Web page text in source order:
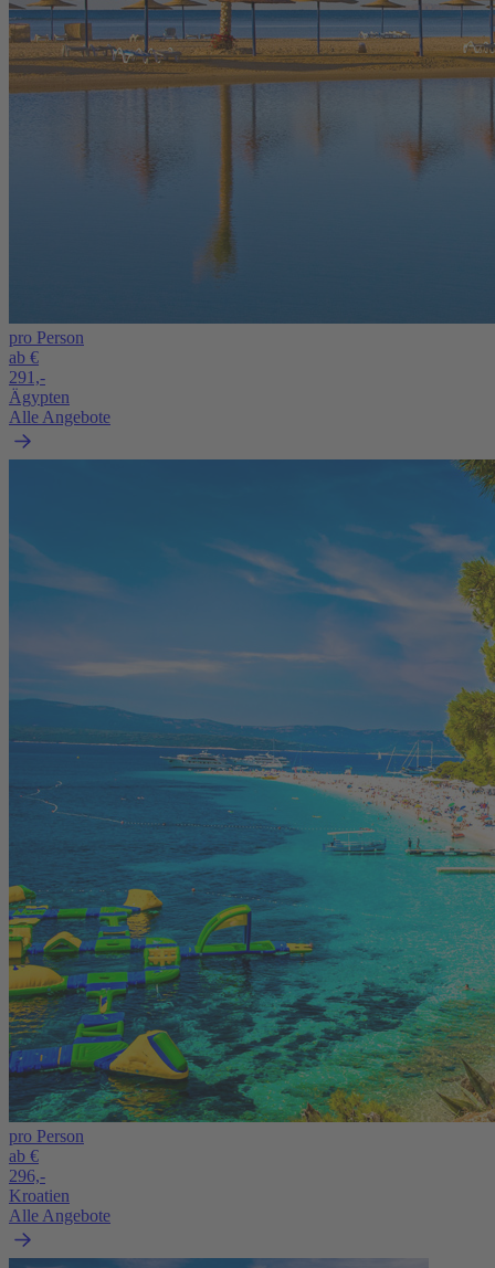
pro Person
ab €
291,-
Ägypten
Alle Angebote
pro Person
ab €
296,-
Kroatien
Alle Angebote